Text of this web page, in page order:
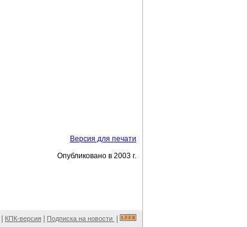
Версия для печати
Опубликовано в 2003 г.
КПК-версия Подписка на новости